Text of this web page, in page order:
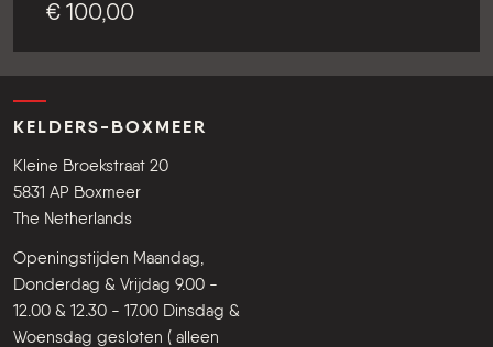
€ 100,00
KELDERS-BOXMEER
Kleine Broekstraat 20
5831 AP Boxmeer
The Netherlands
Openingstijden Maandag,
Donderdag & Vrijdag 9.00 -
12.00 & 12.30 - 17.00 Dinsdag &
Woensdag gesloten ( alleen